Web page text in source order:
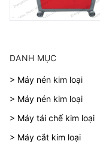
DANH MỤC
> Máy nén kim loại
> Máy nén kim loại
> Máy tái chế kim loại
> Máy cắt kim loại